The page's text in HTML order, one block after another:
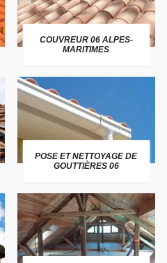
COUVREUR 06 ALPES-
MARITIMES
POSE ET NETTOYAGE DE
GOUTTIÈRES 06